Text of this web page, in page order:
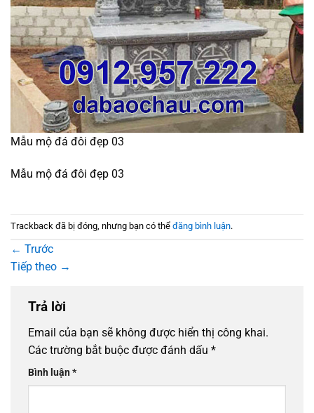
Mẫu mộ đá đôi đẹp 03
Mẫu mộ đá đôi đẹp 03
Trackback đã bị đóng, nhưng bạn có thể đăng bình luận.
← Trước
Tiếp theo →
Trả lời
Email của bạn sẽ không được hiển thị công khai.
Các trường bắt buộc được đánh dấu *
Bình luận*